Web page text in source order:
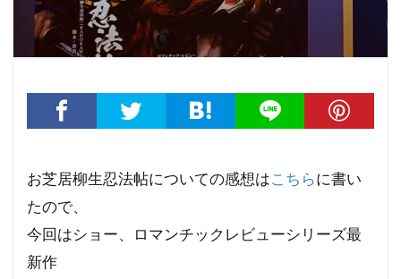
お芝居柳生忍法帖についての感想はこちらに書い
たので、
今回はショー、ロマンチックレビューシリーズ最
新作